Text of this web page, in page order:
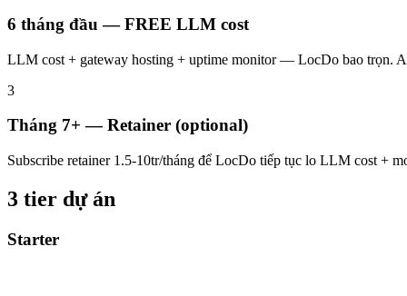
6 tháng đầu — FREE LLM cost
LLM cost + gateway hosting + uptime monitor — LocDo bao trọn.
3
Tháng 7+ — Retainer (optional)
Subscribe retainer 1.5-10tr/tháng để LocDo tiếp tục lo LLM cost +
3 tier dự án
Starter